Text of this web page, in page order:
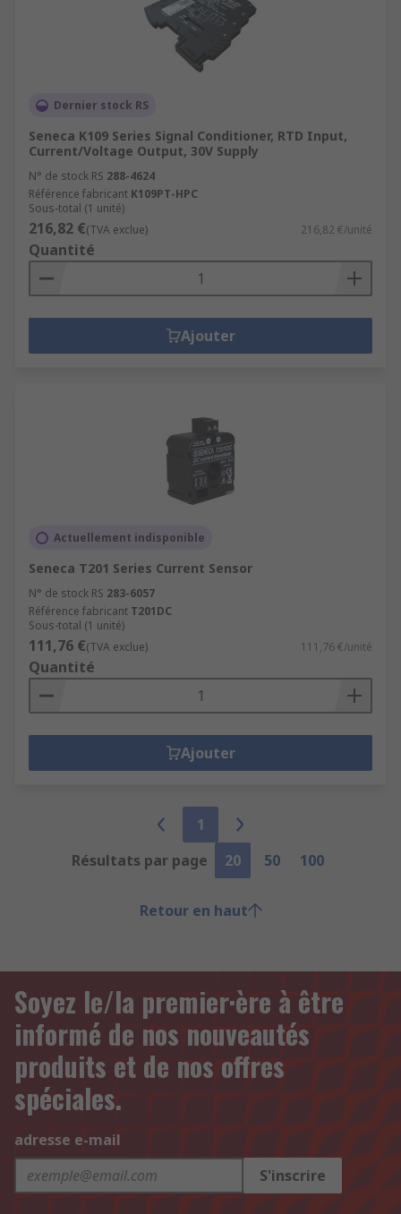
Dernier stock RS
Seneca K109 Series Signal Conditioner, RTD Input,
Current/Voltage Output, 30V Supply
N° de stock RS 288-4624
Référence fabricant K109PT-HPC
Sous-total (1 unité)
216,82 €(TVA exclue) 216,82 €/unité
Quantité
Ajouter
Actuellement indisponible
Seneca T201 Series Current Sensor
N° de stock RS 283-6057
Référence fabricant T201DC
Sous-total (1 unité)
111,76 €(TVA exclue) 111,76 €/unité
Quantité
Ajouter
1
Résultats par page
20 50 100
Retour en haut
Soyez le/la premier·ère à être
informé de nos nouveautés
produits et de nos offres
spéciales.
adresse e-mail
S'inscrire